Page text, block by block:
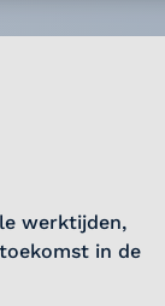
werktijden,
in de